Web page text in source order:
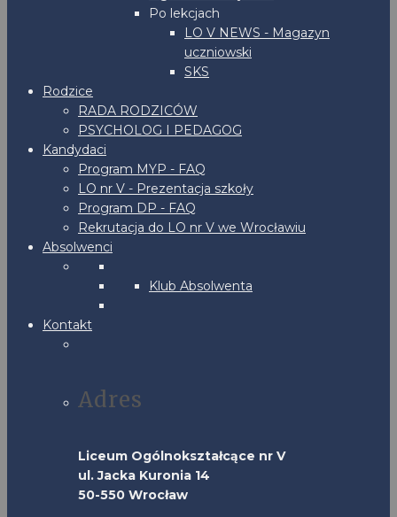
Po lekcjach
LO V NEWS - Magazyn
uczniowski
SKS
Rodzice
RADA RODZICÓW
PSYCHOLOG I PEDAGOG
Kandydaci
Program MYP - FAQ
LO nr V - Prezentacja szkoły
Program DP - FAQ
Rekrutacja do LO nr V we Wrocławiu
Absolwenci
Klub Absolwenta
Kontakt
Adres
Liceum Ogólnokształcące nr V
ul. Jacka Kuronia 14
50-550 Wrocław